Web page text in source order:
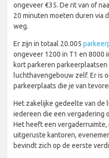
ongeveer €35. De rit van of
20 minuten moeten duren via
weg.
Er zijn in totaal 20.005
ongeveer 1200 in T1 en 8000
kort parkeren
luchthavengebouw zelf. Er is
parkeerplaats die je van
Het zakelijke gedeelte van de
iedereen die een vergadering
Het heeft een
uitgeruste kantoren,
bevindt zich op de eerste